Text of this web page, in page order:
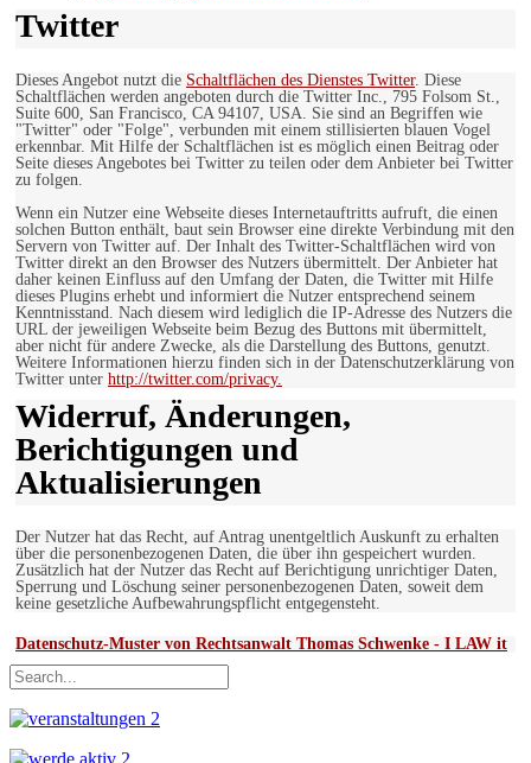
Twitter
Dieses Angebot nutzt die Schaltflächen des Dienstes Twitter. Diese
Schaltflächen werden angeboten durch die Twitter Inc., 795 Folsom St.,
Suite 600, San Francisco, CA 94107, USA. Sie sind an Begriffen wie
"Twitter" oder "Folge", verbunden mit einem stillisierten blauen Vogel
erkennbar. Mit Hilfe der Schaltflächen ist es möglich einen Beitrag oder
Seite dieses Angebotes bei Twitter zu teilen oder dem Anbieter bei Twitter
zu folgen.
Wenn ein Nutzer eine Webseite dieses Internetauftritts aufruft, die einen
solchen Button enthält, baut sein Browser eine direkte Verbindung mit den
Servern von Twitter auf. Der Inhalt des Twitter-Schaltflächen wird von
Twitter direkt an den Browser des Nutzers übermittelt. Der Anbieter hat
daher keinen Einfluss auf den Umfang der Daten, die Twitter mit Hilfe
dieses Plugins erhebt und informiert die Nutzer entsprechend seinem
Kenntnisstand. Nach diesem wird lediglich die IP-Adresse des Nutzers die
URL der jeweiligen Webseite beim Bezug des Buttons mit übermittelt,
aber nicht für andere Zwecke, als die Darstellung des Buttons, genutzt.
Weitere Informationen hierzu finden sich in der Datenschutzerklärung von
Twitter unter http://twitter.com/privacy.
Widerruf, Änderungen,
Berichtigungen und
Aktualisierungen
Der Nutzer hat das Recht, auf Antrag unentgeltlich Auskunft zu erhalten
über die personenbezogenen Daten, die über ihn gespeichert wurden.
Zusätzlich hat der Nutzer das Recht auf Berichtigung unrichtiger Daten,
Sperrung und Löschung seiner personenbezogenen Daten, soweit dem
keine gesetzliche Aufbewahrungspflicht entgegensteht.
Datenschutz-Muster von Rechtsanwalt Thomas Schwenke - I LAW it